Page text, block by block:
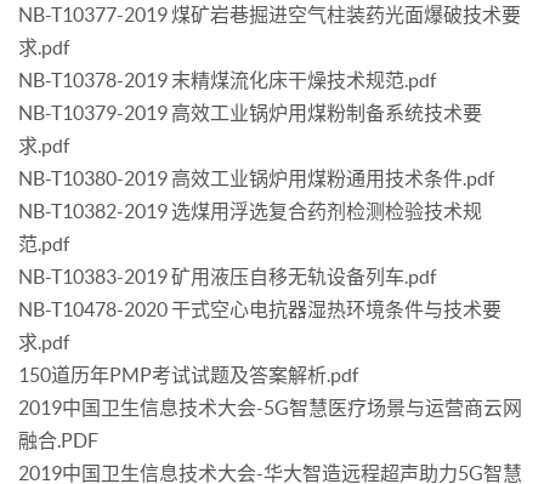
NB-T10377-2019 煤矿岩巷掘进空气柱装药光面爆破技术要
求.pdf
NB-T10378-2019 末精煤流化床干燥技术规范.pdf
NB-T10379-2019 高效工业锅炉用煤粉制备系统技术要
求.pdf
NB-T10380-2019 高效工业锅炉用煤粉通用技术条件.pdf
NB-T10382-2019 选煤用浮选复合药剂检测检验技术规
范.pdf
NB-T10383-2019 矿用液压自移无轨设备列车.pdf
NB-T10478-2020 干式空心电抗器湿热环境条件与技术要
求.pdf
150道历年PMP考试试题及答案解析.pdf
2019中国卫生信息技术大会-5G智慧医疗场景与运营商云网
融合.PDF
2019中国卫生信息技术大会-华大智造远程超声助力5G智慧